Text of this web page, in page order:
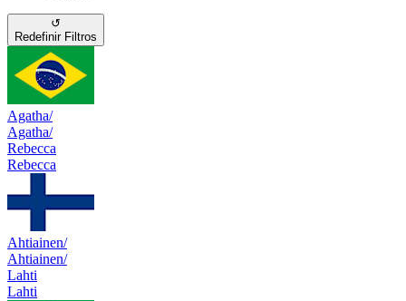
↺
Redefinir Filtros
Agatha/
Agatha/
Rebecca
Rebecca
Ahtiainen/
Ahtiainen/
Lahti
Lahti